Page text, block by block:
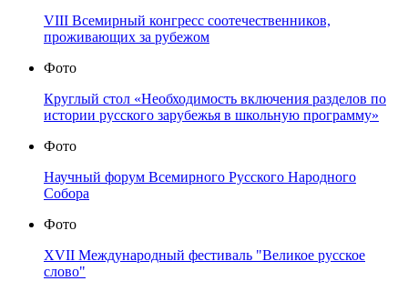
VIII Всемирный конгресс соотечественников,
проживающих за рубежом
Фото
Круглый стол «Необходимость включения разделов по
истории русского зарубежья в школьную программу»
Фото
Научный форум Всемирного Русского Народного
Собора
Фото
XVII Международный фестиваль "Великое русское
слово"